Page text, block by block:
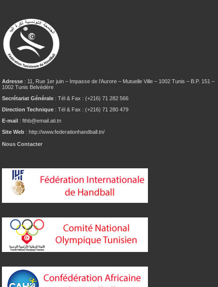
Adresse : 11, Rue 1er juin – Impasse de l’Aurore – Mutuelle Ville – 1002 Tunis – B.P. 151 –
1002 Tunis Belvédère
Secrétariat Générale : Tél & Fax : (+216) 71 282 566
Direction Technique : Tél & Fax : (+216) 71 280 479
E-mail : fthb@email.ati.tn
Site Web : http://www.federationhandball.tn/
Nous Contacter